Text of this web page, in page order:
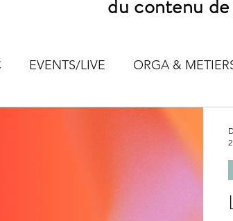
du contenu
EVENTS/LIVE ORGA &